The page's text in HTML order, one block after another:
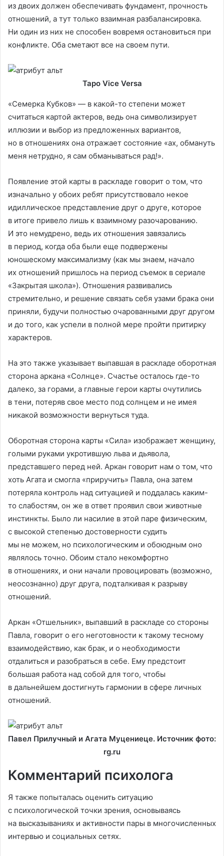
из двоих должен обеспечивать фундамент, прочность
отношений, а тут только взаимная разбалансировка.
Ни один из них не способен вовремя остановиться при
конфликте. Оба сметают все на своем пути.
Таро Vice Versa
«Семерка Кубков» — в какой-то степени может
считаться картой актеров, ведь она символизирует
иллюзии и выбор из предложенных вариантов,
но в отношениях она отражает состояние «ах, обмануть
меня нетрудно, я сам обманываться рад!».
Появление этой карты в раскладе говорит о том, что
изначально у обоих ребят присутствовало некое
идиллическое представление друг о друге, которое
в итоге привело лишь к взаимному разочарованию.
И это немудрено, ведь их отношения завязались
в период, когда оба были еще подвержены
юношескому максимализму (как мы знаем, начало
их отношений пришлось на период съемок в сериале
«Закрытая школа»). Отношения развивались
стремительно, и решение связать себя узами брака они
приняли, будучи полностью очарованными друг другом
и до того, как успели в полной мере пройти притирку
характеров.
На это также указывает выпавшая в раскладе оборотная
сторона аркана «Солнце». Счастье осталось где-то
далеко, за горами, а главные герои карты очутились
в тени, потеряв свое место под солнцем и не имея
никакой возможности вернуться туда.
Оборотная сторона карты «Сила» изображает женщину,
голыми руками укротившую льва и дьявола,
представшего перед ней. Аркан говорит нам о том, что
хоть Агата и смогла «приручить» Павла, она затем
потеряла контроль над ситуацией и поддалась каким-
то слабостям, он же в ответ проявил свои животные
инстинкты. Было ли насилие в этой паре физическим,
с высокой степенью достоверности судить
мы не можем, но психологическим и обоюдным оно
являлось точно. Обоим стало некомфортно
в отношениях, и они начали провоцировать (возможно,
неосознанно) друг друга, подталкивая к разрыву
отношений.
Аркан «Отшельник», выпавший в раскладе со стороны
Павла, говорит о его неготовности к такому тесному
взаимодействию, как брак, и о необходимости
отдалиться и разобраться в себе. Ему предстоит
большая работа над собой для того, чтобы
в дальнейшем достигнуть гармонии в сфере личных
отношений.
Павел Прилучный и Агата Муцениеце. Источник фото:
rg.ru
Комментарий психолога
Я также попыталась оценить ситуацию
с психологической точки зрения, основываясь
на высказываниях и активности пары в многочисленных
интервью и социальных сетях.